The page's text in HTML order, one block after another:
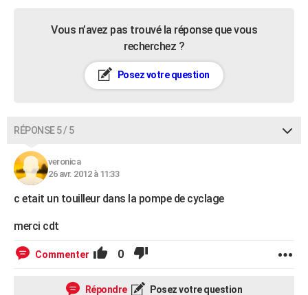
Vous n’avez pas trouvé la réponse que vous
recherchez ?
Posez votre question
RÉPONSE 5 / 5
veronica
26 avr. 2012 à 11:33
c etait un touilleur dans la pompe de cyclage
merci cdt
Commenter 0
Répondre Posez votre question